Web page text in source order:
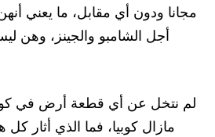
مجانا ودون أي مقابل، ما يعني
أجل الشامبو والجينز، وهن
لم نتخل عن أي قطعة أرض في
مازال كوبيا، فما الذي أثار